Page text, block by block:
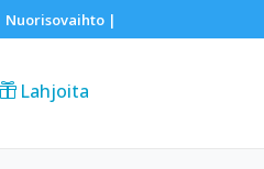
Nuorisovaihto|
Lahjoita